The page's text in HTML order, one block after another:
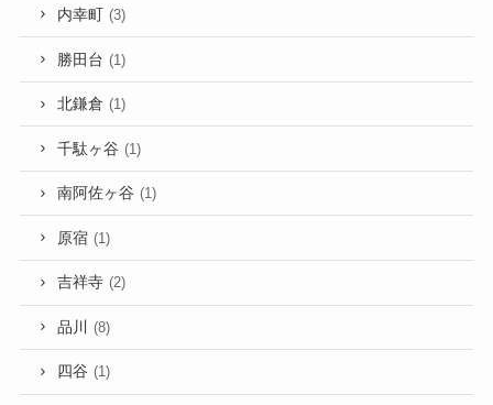
内幸町 (3)
勝田台 (1)
北鎌倉 (1)
千駄ヶ谷 (1)
南阿佐ヶ谷 (1)
原宿 (1)
吉祥寺 (2)
品川 (8)
四谷 (1)